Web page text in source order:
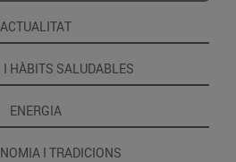
ACTUALITAT
HÀBITS SALUDABLES
ENERGIA
I TRADICIONS